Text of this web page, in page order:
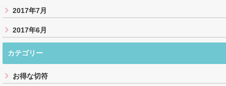
2017年7月
2017年6月
カテゴリー
お得な切符